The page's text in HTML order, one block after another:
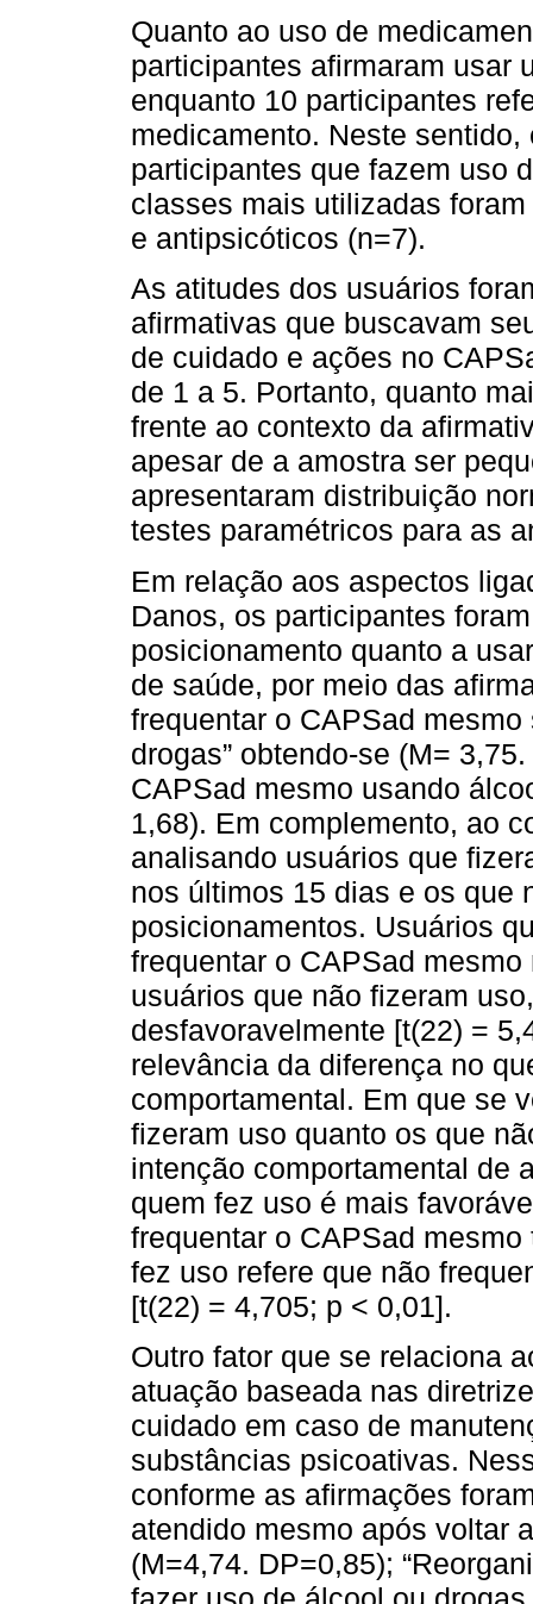
Quanto ao uso de
participantes afirmaram usar
enquanto 10 participantes
medicamento. Neste
participantes que fazem uso
classes mais utilizadas
e antipsicóticos (n=7).
As atitudes dos usuários
afirmativas que buscavam
de cuidado e ações no
de 1 a 5. Portanto, quanto
frente ao contexto da
apesar de a amostra ser
apresentaram distribuição
testes paramétricos para as
Em relação aos aspectos
Danos, os participantes
posicionamento quanto a
de saúde, por meio das
frequentar o CAPSad
drogas” obtendo-se (M=
CAPSad mesmo usando
1,68). Em complemento, ao
analisando usuários que
nos últimos 15 dias e os que
posicionamentos. Usuários
frequentar o CAPSad
usuários que não fizeram
desfavoravelmente [t(22) =
relevância da diferença no
comportamental. Em que se
fizeram uso quanto os que
intenção comportamental de
quem fez uso é mais
frequentar o CAPSad
fez uso refere que não
[t(22) = 4,705; p < 0,01].
Outro fator que se relaciona
atuação baseada nas
cuidado em caso de
substâncias psicoativas.
conforme as afirmações
atendido mesmo após voltar
(M=4,74. DP=0,85);